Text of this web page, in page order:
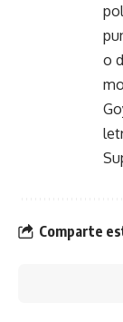
o
Comparte